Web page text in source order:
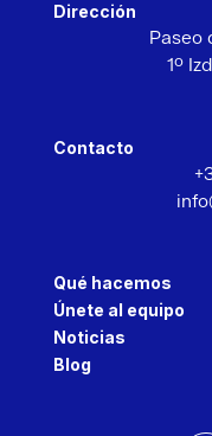
Dirección
Paseo
1º
Contacto
Qué hacemos
Únete al equipo
Noticias
Blog